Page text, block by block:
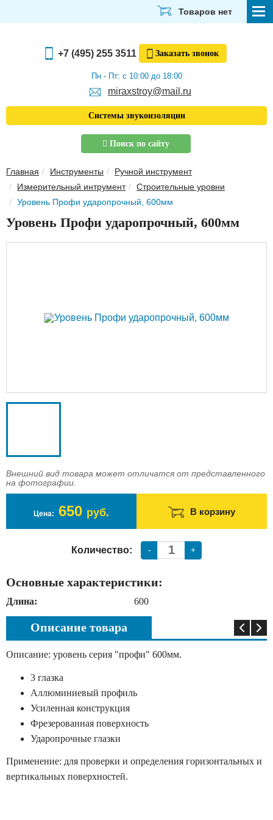
ОТДЕЛОЧНЫЕ МАТЕРИАЛЫ
ЭЛЕКТРИКА И ОСВЕЩЕНИЕ
ЗВУКОИЗОЛЯЦИЯ
ТЕПЛОИЗОЛЯЦИЯ
Главная
О компании
Товаров нет
+7 (495) 255 3511 Заказать звонок
Пн - Пт: с 10:00 до 18:00
miraxstroy@mail.ru
Системы звукоизоляции
Поиск по сайту
Главная Инструменты
Ручной инструмент
Измерительный интрумент
Строительные уровни
Уровень Профи ударопрочный, 600мм
Уровень Профи ударопрочный, 600мм
Внешний вид товара может отличатся от представленного
на фотографии.
Цена: 650 руб. В корзину
Количество: - +
Основные характеристики:
Длина: 600
Описание товара
Описание: уровень серия "профи" 600мм.
3 глазка
Аллюминиевый профиль
Усиленная конструкция
Фрезерованная поверхность
Ударопрочные глазки
Применение: для проверки и определения горизонтальных и
вертикальных поверхностей.